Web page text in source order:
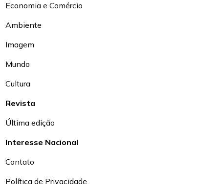
Economia e Comércio
Ambiente
Imagem
Mundo
Cultura
Revista
Última edição
Interesse Nacional
Contato
Política de Privacidade